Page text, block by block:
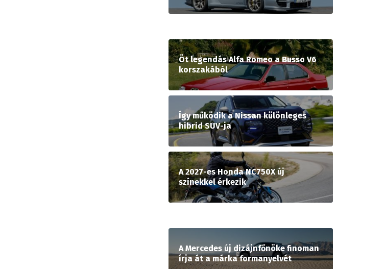
Öt legendás Alfa Romeo a Busso V6
korszakából
Így működik a Nissan különleges
hibrid SUV-ja
A 2027-es Honda NC750X új
színekkel érkezik
A Mercedes új dizájnfőnöke finoman
írja át a márka formanyelvét